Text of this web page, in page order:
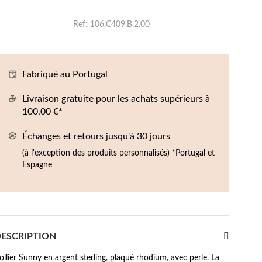
Ref 106.C409.B.2.00
Fabriqué au Portugal
Livraison gratuite pour les achats supérieurs à
100,00 €*
Échanges et retours jusqu'à 30 jours
(à l'exception des produits personnalisés) *Portugal et
Espagne
Sunny en argent sterling, plaqué rhodium, avec perle. La